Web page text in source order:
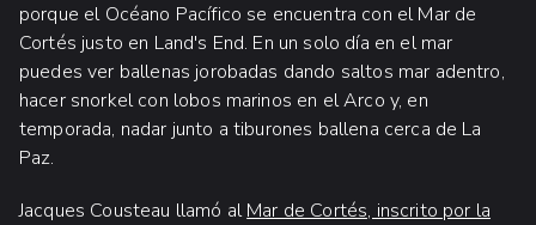
porque el Océano Pacífico se encuentra con el Mar de
Cortés justo en Land's End. En un solo día en el mar
puedes ver ballenas jorobadas dando saltos mar adentro,
hacer snorkel con lobos marinos en el Arco y, en
temporada, nadar junto a tiburones ballena cerca de La
Paz.
Jacques Cousteau llamó alMar de Cortés, inscrito por la